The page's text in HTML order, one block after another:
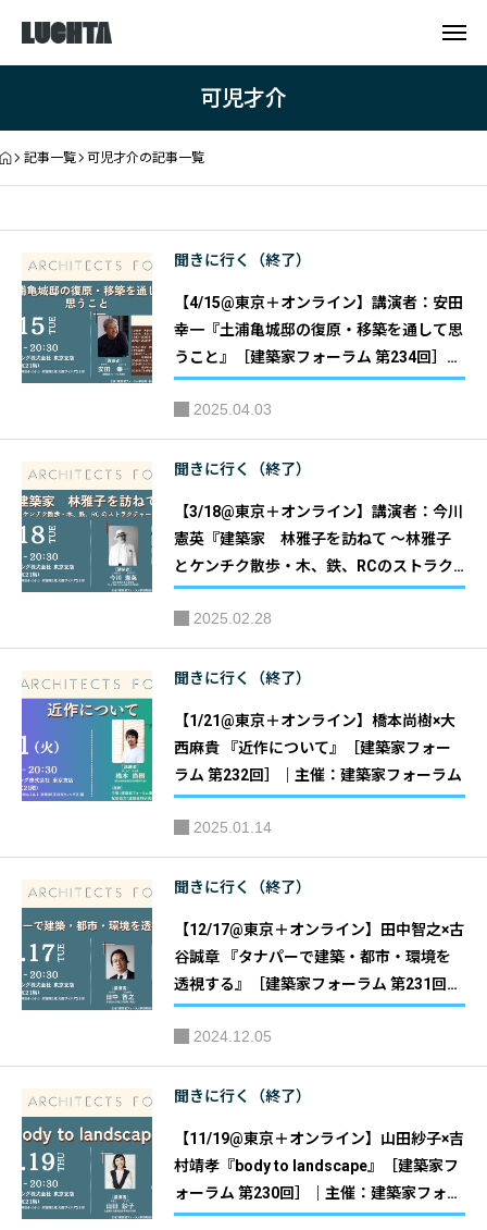
可児才介
記事一覧 可児才介の記事一覧
聞きに行く（終了）
【4/15@東京＋オンライン】講演者：安田
幸一『土浦亀城邸の復原・移築を通して思
うこと』［建築家フォーラム 第234回］｜
主催：建築家フォーラム
2025.04.03
聞きに行く（終了）
【3/18@東京＋オンライン】講演者：今川
憲英『建築家 林雅子を訪ねて ～林雅子
とケンチク散歩・木、鉄、RCのストラク
チャーデザイン～』［建築家フォーラム
第233回］｜主催：建築家フォーラム
2025.02.28
聞きに行く（終了）
【1/21@東京＋オンライン】橋本尚樹×大
西麻貴 『近作について』［建築家フォー
ラム 第232回］｜主催：建築家フォーラム
2025.01.14
聞きに行く（終了）
【12/17@東京＋オンライン】田中智之×古
谷誠章 『タナパーで建築・都市・環境を
透視する』［建築家フォーラム 第231回］
｜主催：建築家フォーラム
2024.12.05
聞きに行く（終了）
【11/19@東京＋オンライン】山田紗子×吉
村靖孝『body to landscape』［建築家フ
ォーラム 第230回］｜主催：建築家フォー
ラム